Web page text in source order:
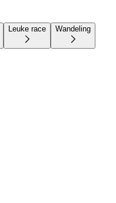
Leuke race Wandeling